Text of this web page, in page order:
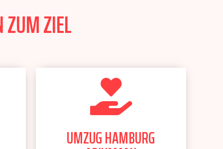
ZIEL
UMZUG HAMBURG